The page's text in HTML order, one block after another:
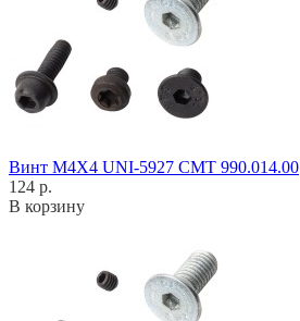
Винт M4X4 UNI-5927 CMT 990.014.00
124 р.
В корзину